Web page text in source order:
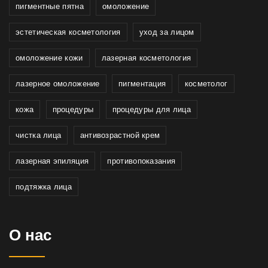
пигментные пятна омоложение
эстетическая косметология уход за лицом
омоложение кожи лазерная косметология
лазерное омоложение пигментация косметолог
кожа процедуры процедуры для лица
чистка лица антивозрастной крем
лазерная эпиляция противопоказания
подтяжка лица
О нас